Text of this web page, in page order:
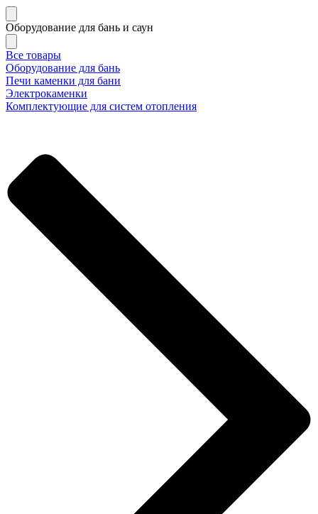
Оборудование для бань и саун
Все товары
Оборудование для бань
Печи каменки для бани
Электрокаменки
Комплектующие для систем отопления